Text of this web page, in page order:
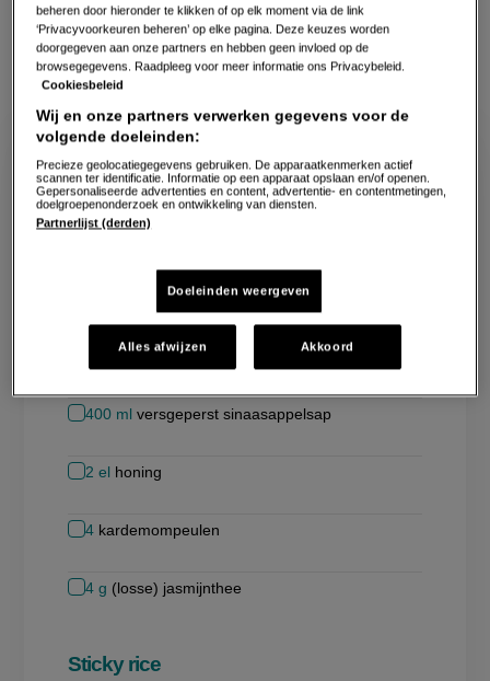
Ingrediënten voor nigiri sticky
rice sushi
personen
Abrikozen
gedroogde abrikozen
400 ml versgeperst sinaasappelsap
2 el honing
4 kardemompeulen
4 g (losse) jasmijnthee
Sticky rice
beheren door hieronder te klikken of op elk moment via de link
‘Privacyvoorkeuren beheren’ op elke pagina. Deze keuzes worden
doorgegeven aan onze partners en hebben geen invloed op de
browsegegevens. Raadpleeg voor meer informatie ons Privacybeleid.
Cookiesbeleid
Wij en onze partners verwerken gegevens voor de
volgende doeleinden:
Precieze geolocatiegegevens gebruiken. De apparaatkenmerken actief
scannen ter identificatie. Informatie op een apparaat opslaan en/of openen.
Gepersonaliseerde advertenties en content, advertentie- en contentmetingen,
doelgroepenonderzoek en ontwikkeling van diensten.
Partnerlijst (derden)
Doeleinden weergeven
Alles afwijzen Akkoord